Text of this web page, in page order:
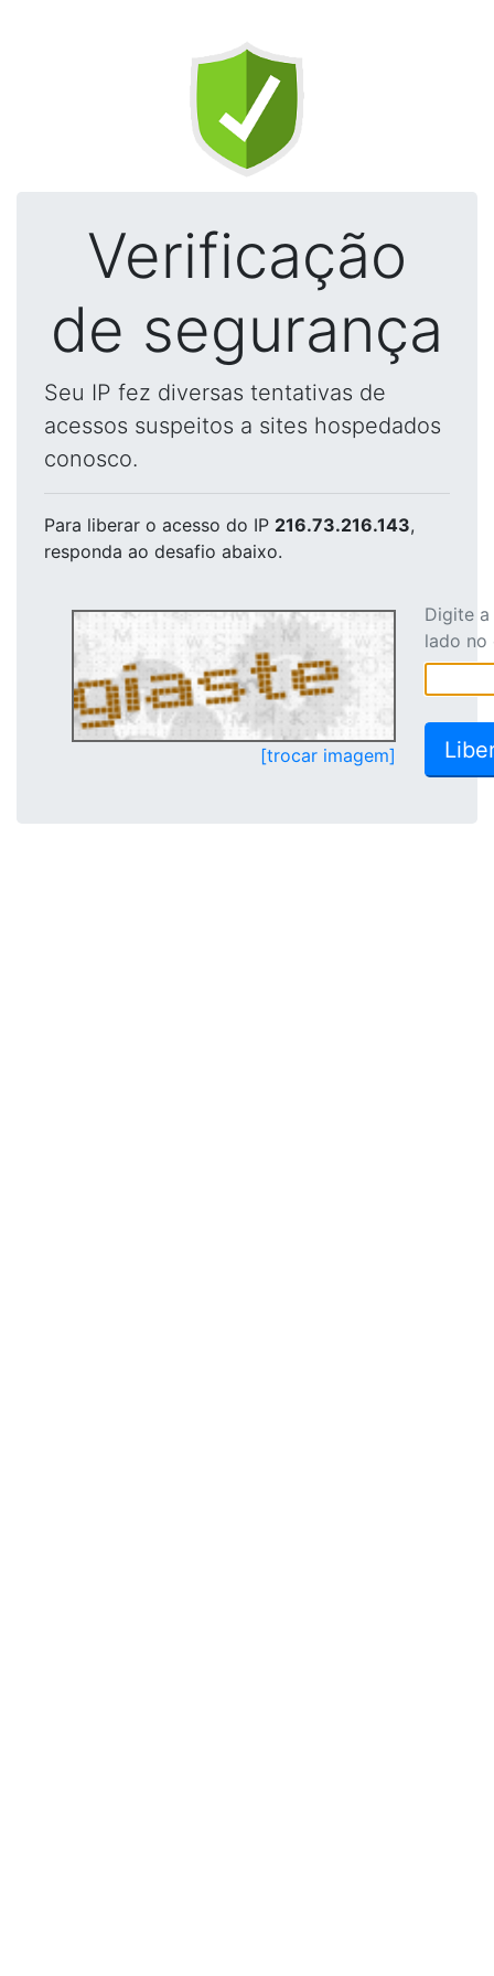
Verificação
de segurança
Seu IP fez diversas tentativas de
acessos suspeitos a sites hospedados
conosco.
Para liberar o acesso do IP 216.73.216.143,
responda ao desafio abaixo.
[trocar imagem]
Digite
lado no